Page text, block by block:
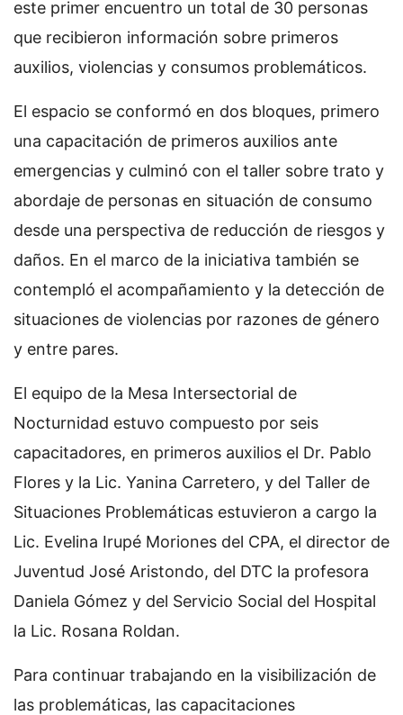
este primer encuentro un total de 30 personas
que recibieron información sobre primeros
auxilios, violencias y consumos problemáticos.
El espacio se conformó en dos bloques, primero
una capacitación de primeros auxilios ante
emergencias y culminó con el taller sobre trato y
abordaje de personas en situación de consumo
desde una perspectiva de reducción de riesgos y
daños. En el marco de la iniciativa también se
contempló el acompañamiento y la detección de
situaciones de violencias por razones de género
y entre pares.
El equipo de la Mesa Intersectorial de
Nocturnidad estuvo compuesto por seis
capacitadores, en primeros auxilios el Dr. Pablo
Flores y la Lic. Yanina Carretero, y del Taller de
Situaciones Problemáticas estuvieron a cargo la
Lic. Evelina Irupé Moriones del CPA, el director de
Juventud José Aristondo, del DTC la profesora
Daniela Gómez y del Servicio Social del Hospital
la Lic. Rosana Roldan.
Para continuar trabajando en la visibilización de
las problemáticas, las capacitaciones